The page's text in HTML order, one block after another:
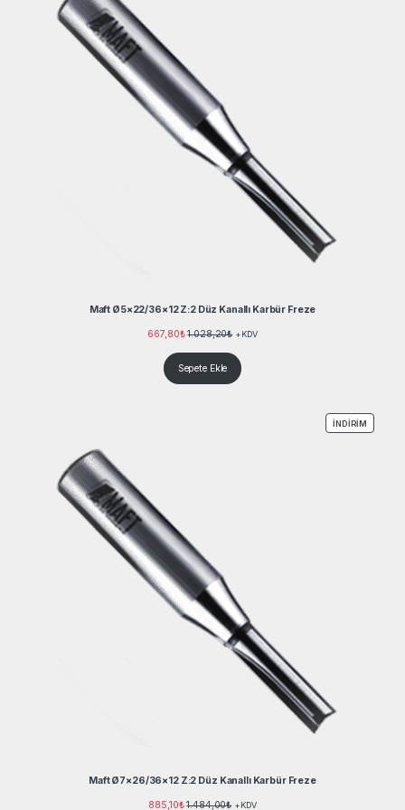
Maft Ø5×22/36×12 Z:2 Düz Kanallı Karbür Freze
667,80₺ 1.028,20₺ +KDV
Sepete Ekle
İNDIRIM
Maft Ø7×26/36×12 Z:2 Düz Kanallı Karbür Freze
885,10₺ 1.484,00₺ +KDV